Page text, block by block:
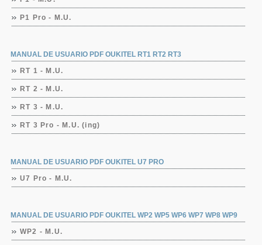
P1 Pro - M.U.
MANUAL DE USUARIO PDF OUKITEL RT1 RT2 RT3
RT 1 - M.U.
RT 2 - M.U.
RT 3 - M.U.
RT 3 Pro - M.U. (ing)
MANUAL DE USUARIO PDF OUKITEL U7 PRO
U7 Pro - M.U.
MANUAL DE USUARIO PDF OUKITEL WP2 WP5 WP6 WP7 WP8 WP9
WP2 - M.U.